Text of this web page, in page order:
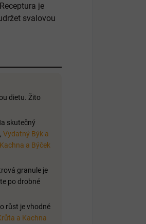
je
svalovou
dietu. Žito
skutečný
Vydatný Býk a
a Býček
granule je
po drobné
růst je vhodné
a Kachna